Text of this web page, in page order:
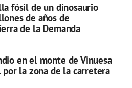
fósil de un dinosaurio
de años de
de la Demanda
en el monte de Vinuesa
la zona de la carretera